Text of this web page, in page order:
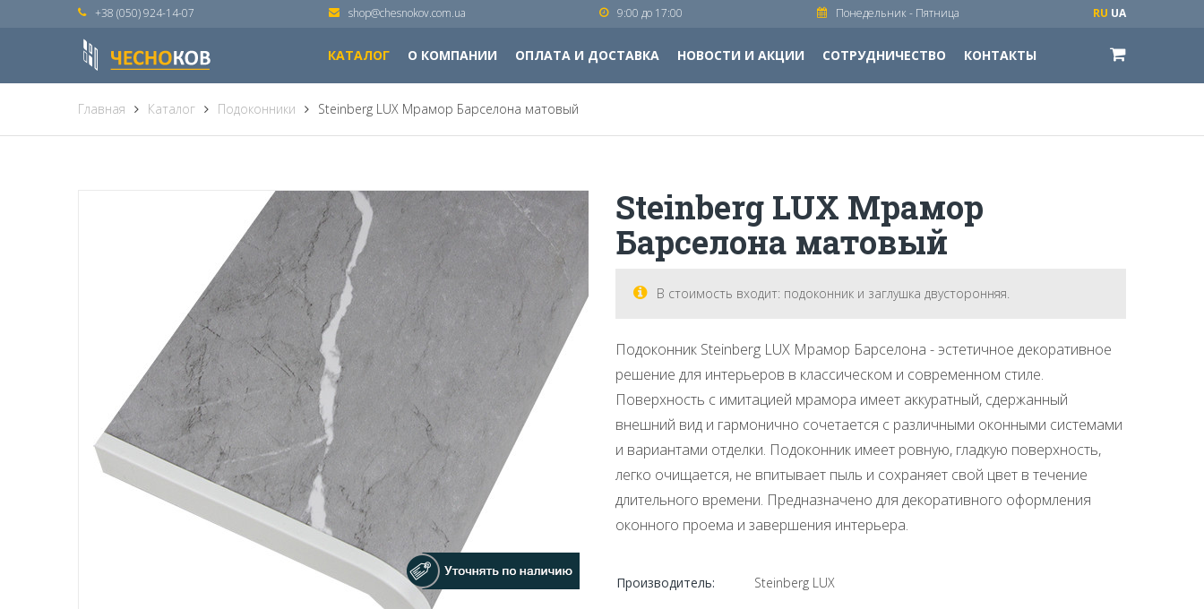
КАТАЛОГ О КОМПАНИИ ОПЛАТА И ДОСТАВКА НОВОСТИ И АКЦИИ СОТРУДНИЧЕСТВО КОНТАКТЫ
+38 (050) 924-14-07 shop@chesnokov.com.ua 9:00 до 17:00 Понедельник - Пятница RU UA
Главная Каталог Подоконники Steinberg LUX Мрамор Барселона матовый
Steinberg LUX Мрамор
Барселона матовый
В стоимость входит: подоконник и заглушка двусторонняя.
Подоконник Steinberg LUX Мрамор Барселона - эстетичное декоративное
решение для интерьеров в классическом и современном стиле.
Поверхность с имитацией мрамора имеет аккуратный, сдержанный
внешний вид и гармонично сочетается с различными оконными системами
и вариантами отделки. Подоконник имеет ровную, гладкую поверхность,
легко очищается, не впитывает пыль и сохраняет свой цвет в течение
длительного времени. Предназначено для декоративного оформления
оконного проема и завершения интерьера.
Производитель: Steinberg LUX